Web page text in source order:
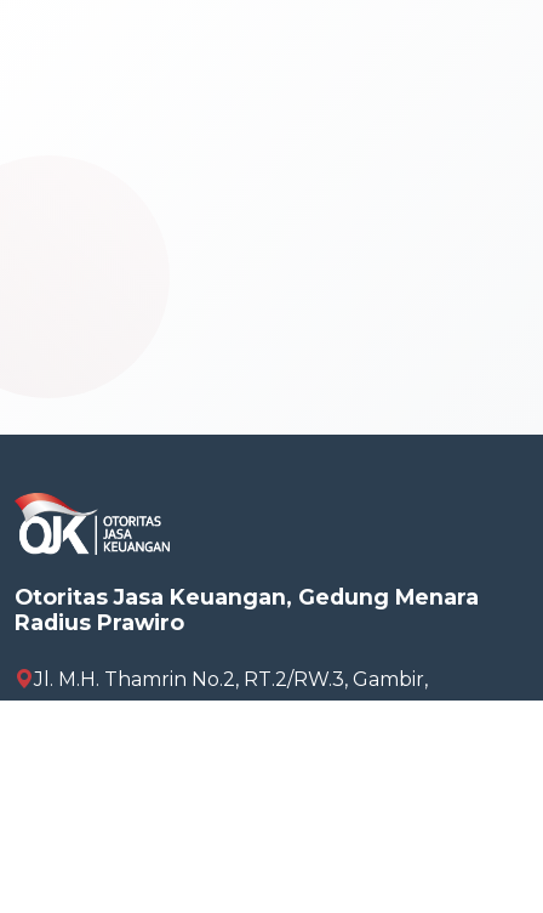
Otoritas Jasa Keuangan, Gedung Menara
Radius Prawiro
Jl. M.H. Thamrin No.2, RT.2/RW.3, Gambir,